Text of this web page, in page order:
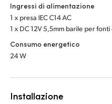
Ingressi di alimentazione
1 x presa IEC C14 AC
1 x DC 12V 5,5mm barile per
Consumo energetico
24 W
Installazione